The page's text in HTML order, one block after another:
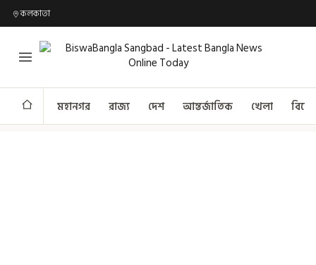
কলকাতা
মহানগর রাজ্য দেশ আন্তর্জাতিক খেলা